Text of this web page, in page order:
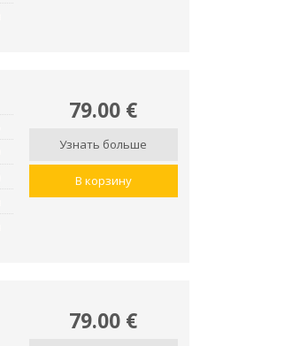
79.00 €
Узнать больше
В корзину
79.00 €